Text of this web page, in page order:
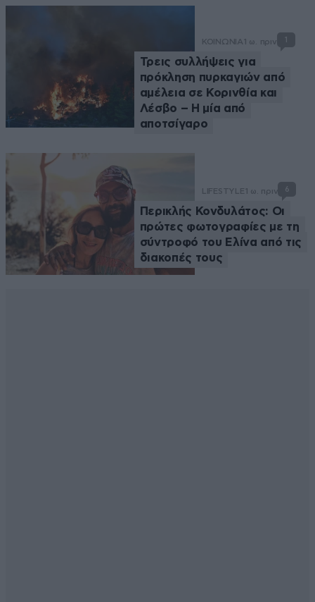
ΚΟΙΝΩΝΙΑ 1 ω. πριν 1
Τρεις συλλήψεις για
πρόκληση πυρκαγιών από
αμέλεια σε Κορινθία και
Λέσβο – Η μία από
αποτσίγαρο
LIFESTYLE 1 ω. πριν 6
Περικλής Κονδυλάτος: Οι
πρώτες φωτογραφίες με τη
σύντροφό του Ελίνα από τις
διακοπές τους